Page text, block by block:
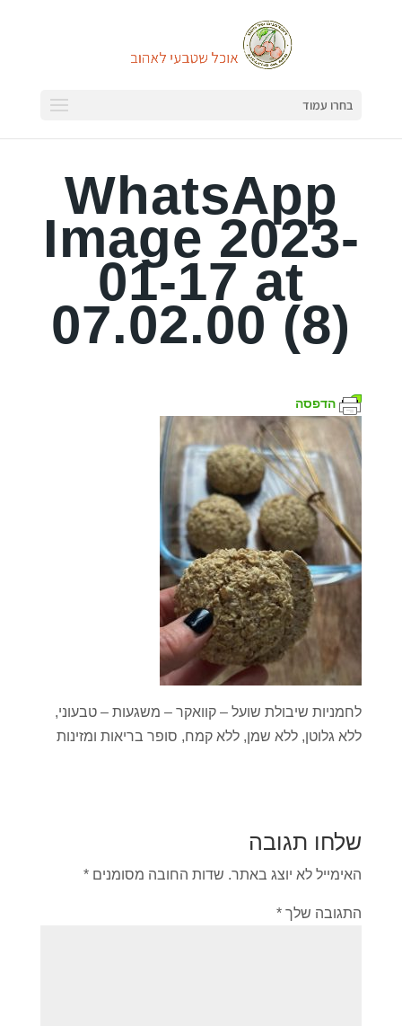
בחרו עמוד
WhatsApp
Image 2023-
01-17 at
07.02.00 (8)
הדפסה
לחמניות שיבולת שועל – קוואקר – משגעות – טבעוני,
ללא גלוטן, ללא שמן, ללא קמח, סופר בריאות ומזינות
שלחו תגובה
האימייל לא יוצג באתר. שדות החובה מסומנים *
התגובה שלך *